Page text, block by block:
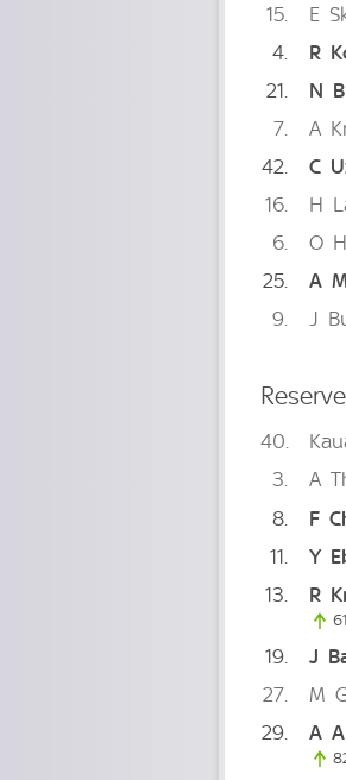
15
E
4 R
21
N
7
A
42 C
16 H
6 O
25 A
9 J
40
3
A
8
F
11 Y
13 R
19 J
27 M
29
A